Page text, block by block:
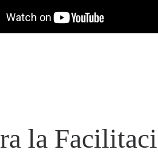
la